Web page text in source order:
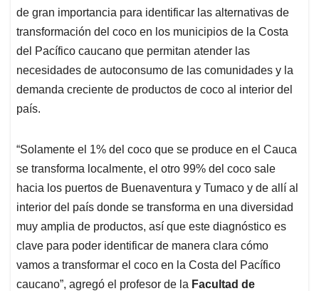
de gran importancia para identificar las alternativas de
transformación del coco en los municipios de la Costa
del Pacífico caucano que permitan atender las
necesidades de autoconsumo de las comunidades y la
demanda creciente de productos de coco al interior del
país.
“Solamente el 1% del coco que se produce en el Cauca
se transforma localmente, el otro 99% del coco sale
hacia los puertos de Buenaventura y Tumaco y de allí al
interior del país donde se transforma en una diversidad
muy amplia de productos, así que este diagnóstico es
clave para poder identificar de manera clara cómo
vamos a transformar el coco en la Costa del Pacífico
caucano”, agregó el profesor de la Facultad de